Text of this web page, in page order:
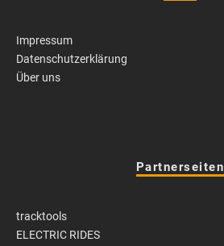
Impressum
Datenschutzerklärung
Über uns
Partnerseiten
tracktools
ELECTRIC RIDES